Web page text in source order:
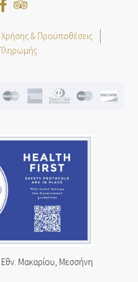
& Προϋποθέσεις
Εθν. Μακαρίου, Μεσσήνη